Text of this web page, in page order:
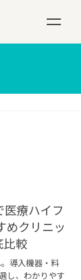
医療ハイフ
めクリニッ
比較
導入機器・料
し、わかりやす